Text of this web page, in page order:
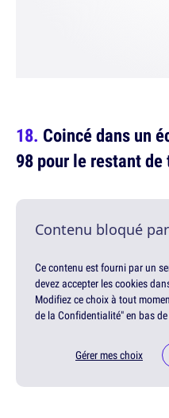
Coincé dans un
98 pour le restant
Contenu bloqué
Ce contenu est fourni par un
devez accepter les cookies
Modifiez ce choix à tout
de la Confidentialité" en bas
Gérer mes choix